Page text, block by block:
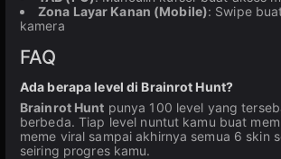
Zona Layar Kanan (Mobile): Swipe
kamera
FAQ
Ada berapa level di Brainrot Hunt?
Brainrot Hunt punya 100 level yang
berbeda. Tiap level nuntut kamu buat
meme viral sampai akhirnya semua 6 skin
seiring progres kamu.